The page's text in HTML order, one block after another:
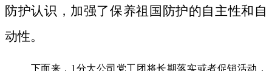
防护认识，加强了保养祖国防护的自主性和自
动性。
下面来，1分大公司党工团将长期落实或者促销活动，